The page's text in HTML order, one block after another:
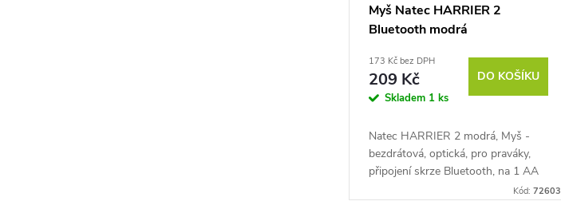
Myš Natec HARRIER 2
Bluetooth modrá
173 Kč bez DPH
209 Kč
Skladem 1 ks
DO KOŠÍKU
Natec HARRIER 2 modrá, Myš -
bezdrátová, optická, pro praváky,
připojení skrze Bluetooth, na 1 AA
baterie, citlivost 1600 DPI, 4 tlačítka
Kód:72603